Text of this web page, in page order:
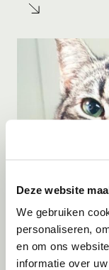
Deze website
We gebruiken
personaliseren,
en om ons
informatie over
Adoptie 07-08-2026
Amigo
Spanje